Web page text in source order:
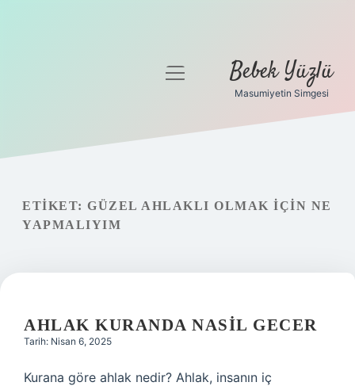
Gizlilik Politikası
menüyü
Bebek Yüzlü
Masumiyetin Simgesi
ETIKET: GÜZEL AHLAKLI OLMAK IÇIN NE
YAPMALIYIM
AHLAK KURANDA NASIL GECER
Tarih: Nisan 6, 2025
Kurana göre ahlak nedir? Ahlak, insanın iç